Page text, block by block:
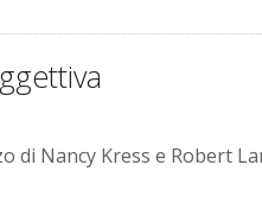
di Nancy Kress e Robert